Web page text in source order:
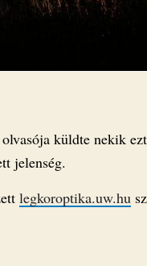
küldte nekik
jelenség.
legkoroptika.uw.hu